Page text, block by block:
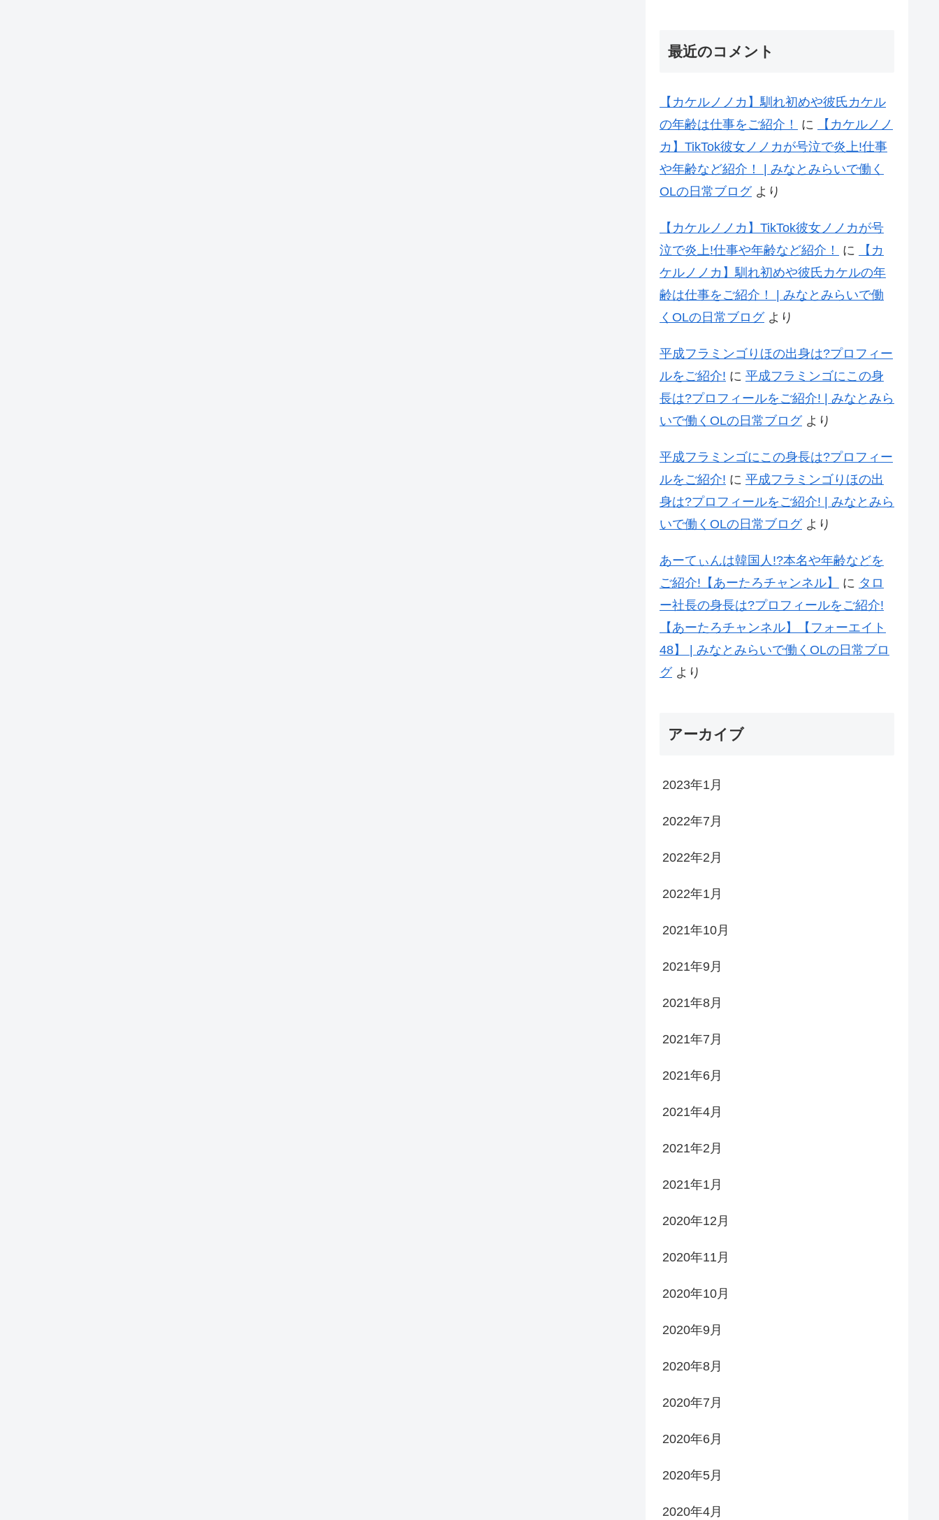
最近のコメント
【カケルノノカ】馴れ初めや彼氏カケル
の年齢は仕事をご紹介！
に
【カケルノノ
カ】TikTok彼女ノノカが号泣で炎上!仕事
や年齢など紹介！ | みなとみらいで働く
OLの日常ブログより
【カケルノノカ】TikTok彼女ノノカが号
泣で炎上!仕事や年齢など紹介！
に
【カ
ケルノノカ】馴れ初めや彼氏カケルの年
齢は仕事をご紹介！ | みなとみらいで働
くOLの日常ブログより
平成フラミンゴりほの出身は?プロフィー
ルをご紹介! に 平成フラミンゴにこの身
長は?プロフィールをご紹介! | みなとみら
いで働くOLの日常ブログより
平成フラミンゴにこの身長は?プロフィー
ルをご紹介! に 平成フラミンゴりほの出
身は?プロフィールをご紹介! | みなとみら
いで働くOLの日常ブログより
あーてぃんは韓国人!?本名や年齢などを
ご紹介!【あーたろチャンネル】
に タロ
ー社長の身長は?プロフィールをご紹介!
【あーたろチャンネル】【フォーエイト
48】 | みなとみらいで働くOLの日常ブロ
グより
アーカイブ
2023年1月
2022年7月
2022年2月
2022年1月
2021年10月
2021年9月
2021年8月
2021年7月
2021年6月
2021年4月
2021年2月
2021年1月
2020年12月
2020年11月
2020年10月
2020年9月
2020年8月
2020年7月
2020年6月
2020年5月
2020年4月